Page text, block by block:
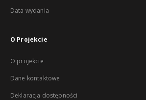
Data wydania
O Projekcie
O projekcie
Dane kontaktowe
Deklaracja dostępności